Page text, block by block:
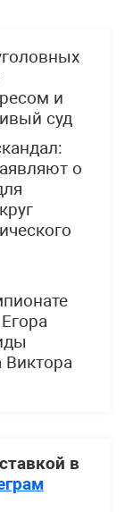
и
суд
о
в